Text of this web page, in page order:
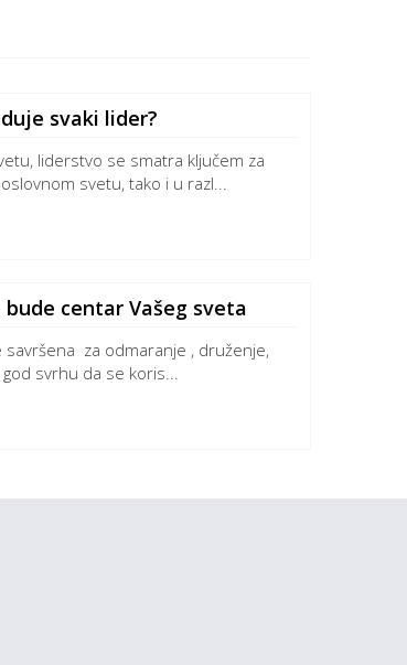
svaki lider?
liderstvo se smatra ključem za
svetu, tako i u razl...
centar Vašeg sveta
savršena za odmaranje , druženje,
svrhu da se koris...